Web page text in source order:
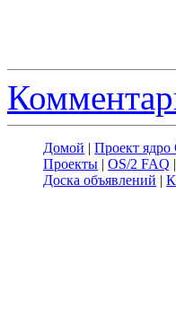
Домой | Проект ядро
Проекты | OS/2 FAQ |
Доска объявлений |